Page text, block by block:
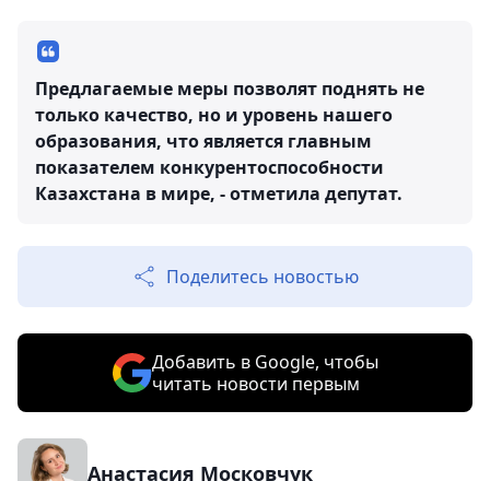
Предлагаемые меры позволят поднять не
только качество, но и уровень нашего
образования, что является главным
показателем конкурентоспособности
Казахстана в мире, - отметила депутат.
Поделитесь новостью
Добавить в Google, чтобы
читать новости первым
Анастасия Московчук